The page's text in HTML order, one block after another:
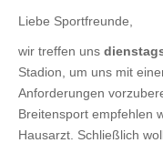
Liebe Sportfreunde,
wir treffen uns
Stadion, um uns mit
Anforderungen
Breitensport empfehlen
Hausarzt. Schließlich